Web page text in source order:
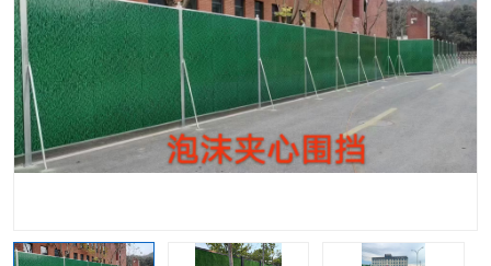
围挡 彩钢板
生产加工单板复合围挡 市
政围挡